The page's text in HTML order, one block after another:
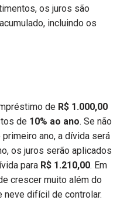
os juros são
incluindo os
de R$ 1.000,00
de 10% ao ano. Se não
ano, a dívida será
os juros serão aplicados
para R$ 1.210,00. Em
crescer muito além do
neve difícil de controlar.